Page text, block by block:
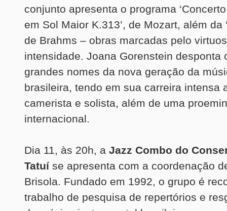
conjunto apresenta o programa
em Sol Maior K.313’, de Mozart, além da
de Brahms – obras marcadas pelo
intensidade. Joana Gorenstein desponta
grandes nomes da nova geração da
brasileira, tendo em sua carreira intensa
camerista e solista, além de uma
internacional.
Dia 11, às 20h, a Jazz Combo do
Tatuíse apresenta com a coordenação
Brisola. Fundado em 1992, o grupo é
trabalho de pesquisa de repertórios e